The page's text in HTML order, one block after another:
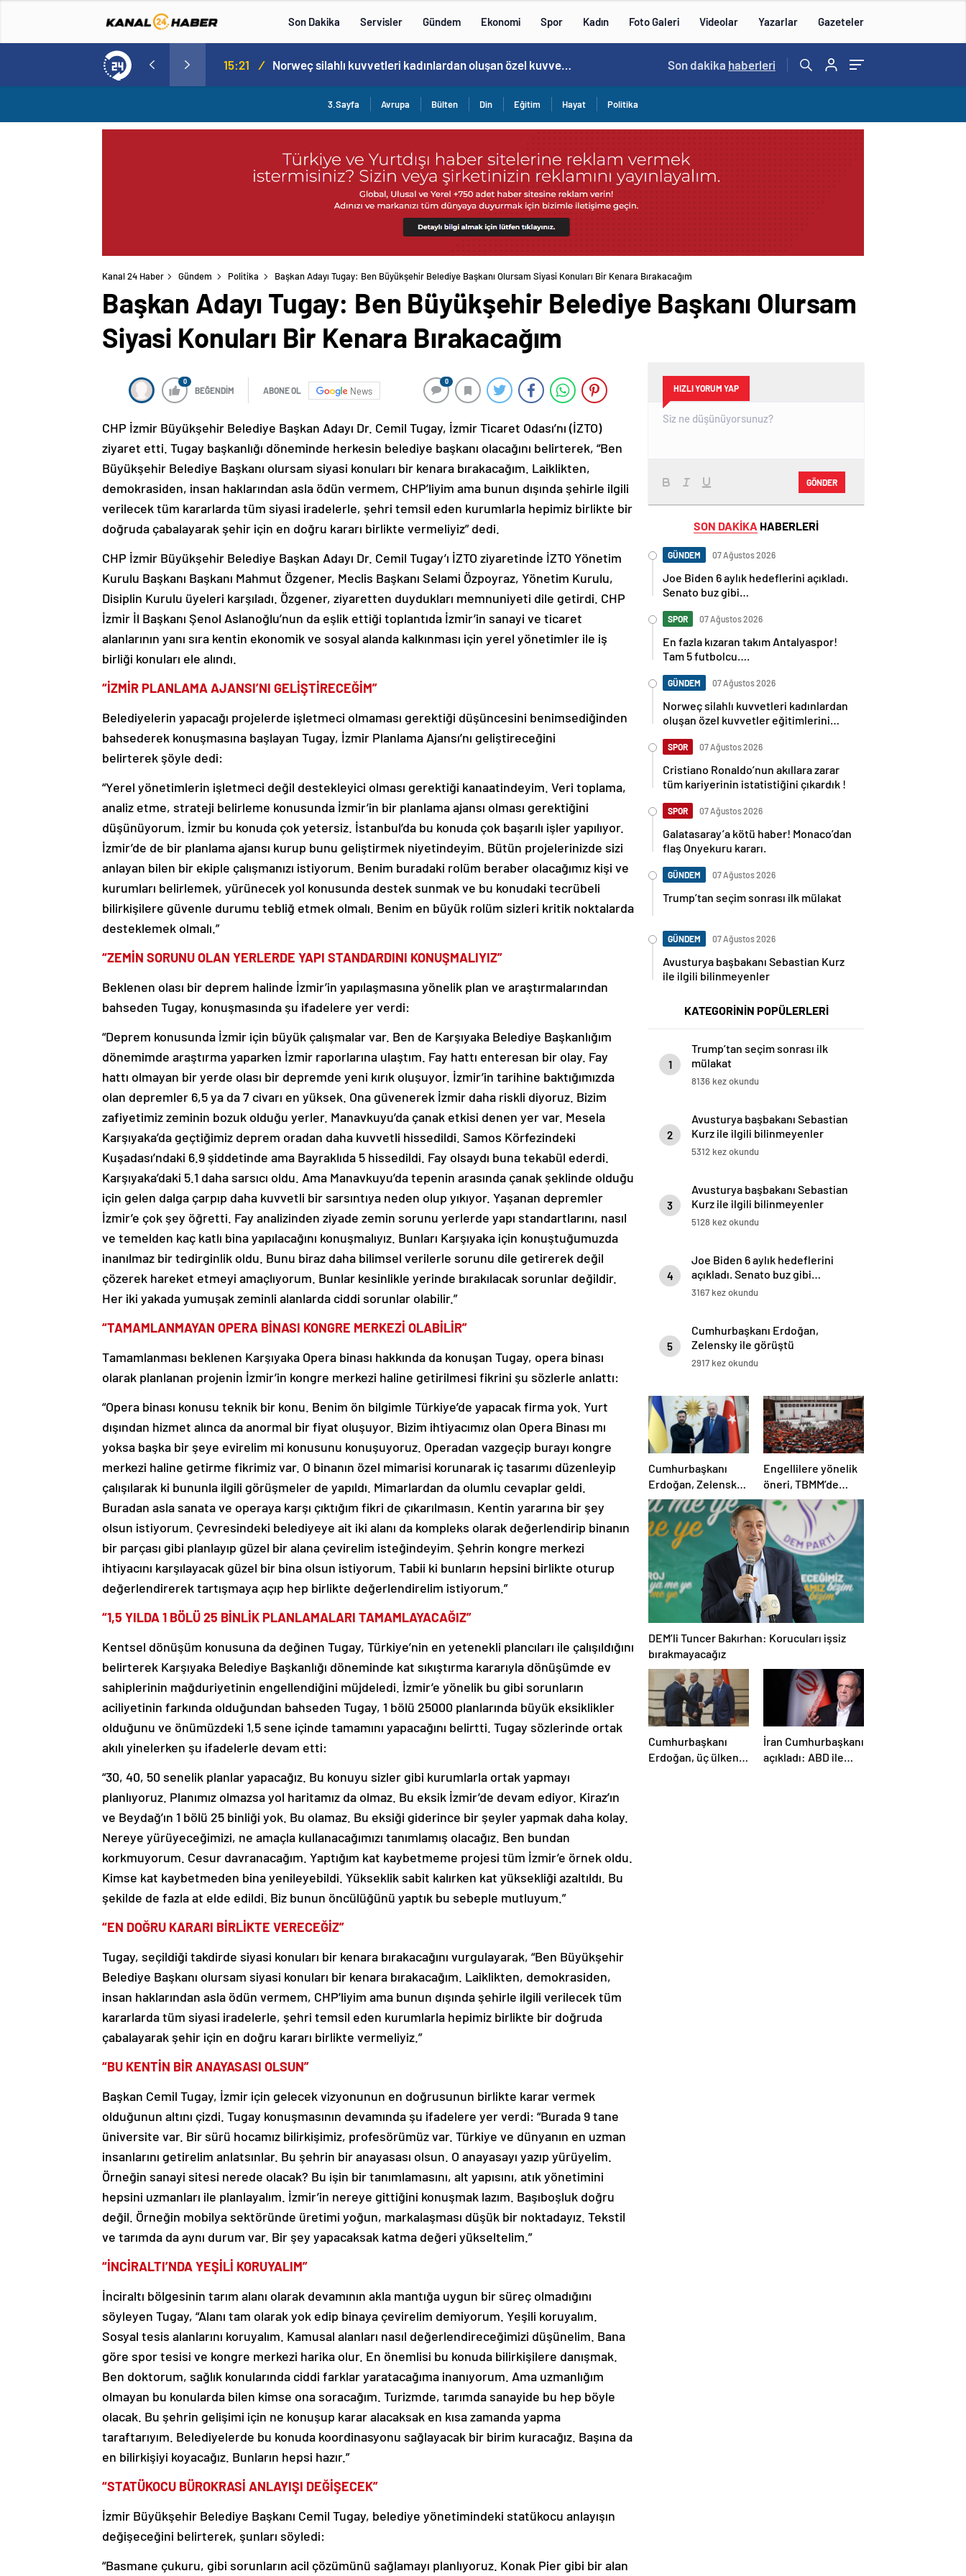
Son Dakika Servisler Gündem Ekonomi Spor Kadın Foto Galeri Videolar Yazarlar Gazeteler
Tam 5 futbolcu…. 15:21 / Norweç silahlı kuvvetleri kadınlardan oluşan özel kuvvetler eğitimlerini başlattı. 15:20 /
Son dakika haberleri
3.Sayfa Avrupa Bülten Din Eğitim Hayat Politika
Kanal 24 Haber Gündem Politika Başkan Adayı Tugay: Ben Büyükşehir Belediye Başkanı Olursam Siyasi Konuları Bir Kenara Bırakacağım
Başkan Adayı Tugay: Ben Büyükşehir Belediye Başkanı Olursam
Siyasi Konuları Bir Kenara Bırakacağım
0
BEĞENDİM ABONE OL News
0
CHP İzmir Büyükşehir Belediye Başkan Adayı Dr. Cemil Tugay, İzmir Ticaret Odası’nı (İZTO)
ziyaret etti. Tugay başkanlığı döneminde herkesin belediye başkanı olacağını belirterek, “Ben
Büyükşehir Belediye Başkanı olursam siyasi konuları bir kenara bırakacağım. Laiklikten,
demokrasiden, insan haklarından asla ödün vermem, CHP’liyim ama bunun dışında şehirle ilgili
verilecek tüm kararlarda tüm siyasi iradelerle, şehri temsil eden kurumlarla hepimiz birlikte bir
doğruda çabalayarak şehir için en doğru kararı birlikte vermeliyiz” dedi.
CHP İzmir Büyükşehir Belediye Başkan Adayı Dr. Cemil Tugay’ı İZTO ziyaretinde İZTO Yönetim
Kurulu Başkanı Başkanı Mahmut Özgener, Meclis Başkanı Selami Özpoyraz, Yönetim Kurulu,
Disiplin Kurulu üyeleri karşıladı. Özgener, ziyaretten duydukları memnuniyeti dile getirdi. CHP
İzmir İl Başkanı Şenol Aslanoğlu’nun da eşlik ettiği toplantıda İzmir’in sanayi ve ticaret
alanlarının yanı sıra kentin ekonomik ve sosyal alanda kalkınması için yerel yönetimler ile iş
birliği konuları ele alındı.
“İZMİR PLANLAMA AJANSI’NI GELİŞTİRECEĞİM”
Belediyelerin yapacağı projelerde işletmeci olmaması gerektiği düşüncesini benimsediğinden
bahsederek konuşmasına başlayan Tugay, İzmir Planlama Ajansı’nı geliştireceğini
belirterek şöyle dedi:
“Yerel yönetimlerin işletmeci değil destekleyici olması gerektiği kanaatindeyim. Veri toplama,
analiz etme, strateji belirleme konusunda İzmir’in bir planlama ajansı olması gerektiğini
düşünüyorum. İzmir bu konuda çok yetersiz. İstanbul’da bu konuda çok başarılı işler yapılıyor.
İzmir’de de bir planlama ajansı kurup bunu geliştirmek niyetindeyim. Bütün projelerinizde sizi
anlayan bilen bir ekiple çalışmanızı istiyorum. Benim buradaki rolüm beraber olacağımız kişi ve
kurumları belirlemek, yürünecek yol konusunda destek sunmak ve bu konudaki tecrübeli
bilirkişilere güvenle durumu tebliğ etmek olmalı. Benim en büyük rolüm sizleri kritik noktalarda
desteklemek olmalı.”
“ZEMİN SORUNU OLAN YERLERDE YAPI STANDARDINI KONUŞMALIYIZ”
Beklenen olası bir deprem halinde İzmir’in yapılaşmasına yönelik plan ve araştırmalarından
bahseden Tugay, konuşmasında şu ifadelere yer verdi:
“Deprem konusunda İzmir için büyük çalışmalar var. Ben de Karşıyaka Belediye Başkanlığım
dönemimde araştırma yaparken İzmir raporlarına ulaştım. Fay hattı enteresan bir olay. Fay
hattı olmayan bir yerde olası bir depremde yeni kırık oluşuyor. İzmir’in tarihine baktığımızda
olan depremler 6,5 ya da 7 civarı en yüksek. Ona güvenerek İzmir daha riskli diyoruz. Bizim
zafiyetimiz zeminin bozuk olduğu yerler. Manavkuyu’da çanak etkisi denen yer var. Mesela
Karşıyaka’da geçtiğimiz deprem oradan daha kuvvetli hissedildi. Samos Körfezindeki
Kuşadası’ndaki 6.9 şiddetinde ama Bayraklıda 5 hissedildi. Fay olsaydı buna tekabül ederdi.
Karşıyaka’daki 5.1 daha sarsıcı oldu. Ama Manavkuyu’da tepenin arasında çanak şeklinde olduğu
için gelen dalga çarpıp daha kuvvetli bir sarsıntıya neden olup yıkıyor. Yaşanan depremler
İzmir’e çok şey öğretti. Fay analizinden ziyade zemin sorunu yerlerde yapı standartlarını, nasıl
ve temelden kaç katlı bina yapılacağını konuşmalıyız. Bunları Karşıyaka için konuştuğumuzda
inanılmaz bir tedirginlik oldu. Bunu biraz daha bilimsel verilerle sorunu dile getirerek değil
çözerek hareket etmeyi amaçlıyorum. Bunlar kesinlikle yerinde bırakılacak sorunlar değildir.
Her iki yakada yumuşak zeminli alanlarda ciddi sorunlar olabilir.”
“TAMAMLANMAYAN OPERA BİNASI KONGRE MERKEZİ OLABİLİR”
Tamamlanması beklenen Karşıyaka Opera binası hakkında da konuşan Tugay, opera binası
olarak planlanan projenin İzmir’in kongre merkezi haline getirilmesi fikrini şu sözlerle anlattı:
“Opera binası konusu teknik bir konu. Benim ön bilgimle Türkiye’de yapacak firma yok. Yurt
dışından hizmet alınca da anormal bir fiyat oluşuyor. Bizim ihtiyacımız olan Opera Binası mı
yoksa başka bir şeye evirelim mi konusunu konuşuyoruz. Operadan vazgeçip burayı kongre
merkezi haline getirme fikrimiz var. O binanın özel mimarisi korunarak iç tasarımı düzenleyip
çalışılarak ki bununla ilgili görüşmeler de yapıldı. Mimarlardan da olumlu cevaplar geldi.
Buradan asla sanata ve operaya karşı çıktığım fikri de çıkarılmasın. Kentin yararına bir şey
olsun istiyorum. Çevresindeki belediyeye ait iki alanı da kompleks olarak değerlendirip binanın
bir parçası gibi planlayıp güzel bir alana çevirelim isteğindeyim. Şehrin kongre merkezi
ihtiyacını karşılayacak güzel bir bina olsun istiyorum. Tabii ki bunların hepsini birlikte oturup
değerlendirerek tartışmaya açıp hep birlikte değerlendirelim istiyorum.”
“1,5 YILDA 1 BÖLÜ 25 BİNLİK PLANLAMALARI TAMAMLAYACAĞIZ”
Kentsel dönüşüm konusuna da değinen Tugay, Türkiye’nin en yetenekli plancıları ile çalışıldığını
belirterek Karşıyaka Belediye Başkanlığı döneminde kat sıkıştırma kararıyla dönüşümde ev
sahiplerinin mağduriyetinin engellendiğini müjdeledi. İzmir’e yönelik bu gibi sorunların
aciliyetinin farkında olduğundan bahseden Tugay, 1 bölü 25000 planlarında büyük eksiklikler
olduğunu ve önümüzdeki 1,5 sene içinde tamamını yapacağını belirtti. Tugay sözlerinde ortak
akılı yinelerken şu ifadelerle devam etti:
“30, 40, 50 senelik planlar yapacağız. Bu konuyu sizler gibi kurumlarla ortak yapmayı
planlıyoruz. Planımız olmazsa yol haritamız da olmaz. Bu eksik İzmir’de devam ediyor. Kiraz’ın
ve Beydağ’ın 1 bölü 25 binliği yok. Bu olamaz. Bu eksiği giderince bir şeyler yapmak daha kolay.
Nereye yürüyeceğimizi, ne amaçla kullanacağımızı tanımlamış olacağız. Ben bundan
korkmuyorum. Cesur davranacağım. Yaptığım kat kaybetmeme projesi tüm İzmir’e örnek oldu.
Kimse kat kaybetmeden bina yenileyebildi. Yükseklik sabit kalırken kat yüksekliği azaltıldı. Bu
şekilde de fazla at elde edildi. Biz bunun öncülüğünü yaptık bu sebeple mutluyum.”
“EN DOĞRU KARARI BİRLİKTE VERECEĞİZ”
Tugay, seçildiği takdirde siyasi konuları bir kenara bırakacağını vurgulayarak, “Ben Büyükşehir
Belediye Başkanı olursam siyasi konuları bir kenara bırakacağım. Laiklikten, demokrasiden,
insan haklarından asla ödün vermem, CHP’liyim ama bunun dışında şehirle ilgili verilecek tüm
kararlarda tüm siyasi iradelerle, şehri temsil eden kurumlarla hepimiz birlikte bir doğruda
çabalayarak şehir için en doğru kararı birlikte vermeliyiz.”
“BU KENTİN BİR ANAYASASI OLSUN”
Başkan Cemil Tugay, İzmir için gelecek vizyonunun en doğrusunun birlikte karar vermek
olduğunun altını çizdi. Tugay konuşmasının devamında şu ifadelere yer verdi: “Burada 9 tane
üniversite var. Bir sürü hocamız bilirkişimiz, profesörümüz var. Türkiye ve dünyanın en uzman
insanlarını getirelim anlatsınlar. Bu şehrin bir anayasası olsun. O anayasayı yazıp yürüyelim.
Örneğin sanayi sitesi nerede olacak? Bu işin bir tanımlamasını, alt yapısını, atık yönetimini
hepsini uzmanları ile planlayalım. İzmir’in nereye gittiğini konuşmak lazım. Başıboşluk doğru
değil. Örneğin mobilya sektöründe üretimi yoğun, markalaşması düşük bir noktadayız. Tekstil
ve tarımda da aynı durum var. Bir şey yapacaksak katma değeri yükseltelim.”
“İNCİRALTI’NDA YEŞİLİ KORUYALIM”
İnciraltı bölgesinin tarım alanı olarak devamının akla mantığa uygun bir süreç olmadığını
söyleyen Tugay, “Alanı tam olarak yok edip binaya çevirelim demiyorum. Yeşili koruyalım.
Sosyal tesis alanlarını koruyalım. Kamusal alanları nasıl değerlendireceğimizi düşünelim. Bana
göre spor tesisi ve kongre merkezi harika olur. En önemlisi bu konuda bilirkişilere danışmak.
Ben doktorum, sağlık konularında ciddi farklar yaratacağıma inanıyorum. Ama uzmanlığım
olmayan bu konularda bilen kimse ona soracağım. Turizmde, tarımda sanayide bu hep böyle
olacak. Bu şehrin gelişimi için ne konuşup karar alacaksak en kısa zamanda yapma
taraftarıyım. Belediyelerde bu konuda koordinasyonu sağlayacak bir birim kuracağız. Başına da
en bilirkişiyi koyacağız. Bunların hepsi hazır.”
“STATÜKOCU BÜROKRASİ ANLAYIŞI DEĞİŞECEK”
İzmir Büyükşehir Belediye Başkanı Cemil Tugay, belediye yönetimindeki statükocu anlayışın
değişeceğini belirterek, şunları söyledi:
“Basmane çukuru, gibi sorunların acil çözümünü sağlamayı planlıyoruz. Konak Pier gibi bir alan
HIZLI YORUM YAP
GÖNDER
SON DAKİKA HABERLERİ
GÜNDEM 07 Ağustos 2026
Joe Biden 6 aylık hedeflerini açıkladı.
Senato buz gibi…
SPOR 07 Ağustos 2026
En fazla kızaran takım Antalyaspor!
Tam 5 futbolcu….
GÜNDEM 07 Ağustos 2026
Norweç silahlı kuvvetleri kadınlardan
oluşan özel kuvvetler eğitimlerini
SPOR 07 Ağustos 2026
Cristiano Ronaldo’nun akıllara zarar
tüm kariyerinin istatistiğini çıkardık !
SPOR 07 Ağustos 2026
Galatasaray’a kötü haber! Monaco’dan
flaş Onyekuru kararı.
GÜNDEM 07 Ağustos 2026
Trump’tan seçim sonrası ilk mülakat
GÜNDEM 07 Ağustos 2026
Avusturya başbakanı Sebastian Kurz
ile ilgili bilinmeyenler
KATEGORİNİN POPÜLERLERİ
1
Trump’tan seçim sonrası ilk
mülakat
8136 kez okundu
2
Avusturya başbakanı Sebastian
Kurz ile ilgili bilinmeyenler
5312 kez okundu
3
Avusturya başbakanı Sebastian
Kurz ile ilgili bilinmeyenler
5128 kez okundu
4
Joe Biden 6 aylık hedeflerini
açıkladı. Senato buz gibi…
3167 kez okundu
5
Cumhurbaşkanı Erdoğan,
Zelensky ile görüştü
2917 kez okundu
Cumhurbaşkanı
Erdoğan, Zelensky
ile görüştü
Engellilere yönelik
öneri, TBMM’de
kabul edildi
DEM’li Tuncer Bakırhan: Korucuları işsiz
bırakmayacağız
Cumhurbaşkanı
Erdoğan, üç ülkenin
İran Cumhurbaşkanı
açıkladı: ABD ile